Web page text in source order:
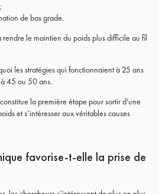
de bas grade.
le maintien du poids plus difficile au fil
les stratégies qui fonctionnaient à 25 ans
45 ou 50 ans.
la première étape pour sortir d’une
et s’intéresser aux véritables causes
favorise-t-elle la prise de